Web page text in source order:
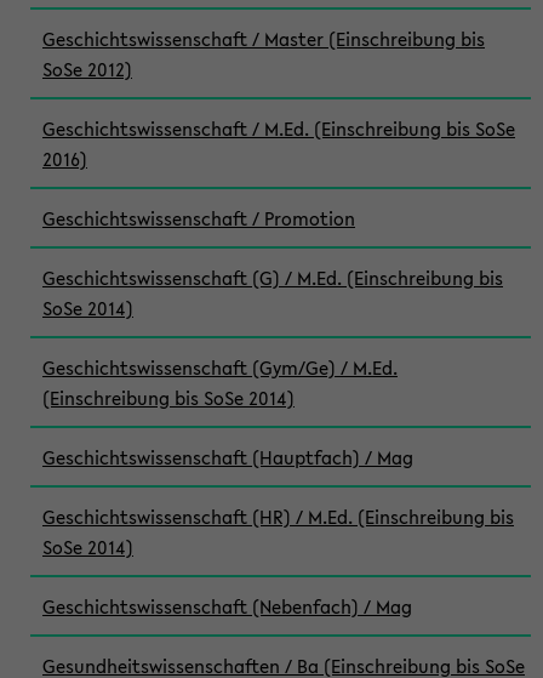
Geschichtswissenschaft / Master (Einschreibung bis
SoSe 2012)
Geschichtswissenschaft / M.Ed. (Einschreibung bis SoSe
2016)
Geschichtswissenschaft / Promotion
Geschichtswissenschaft (G) / M.Ed. (Einschreibung bis
SoSe 2014)
Geschichtswissenschaft (Gym/Ge) / M.Ed.
(Einschreibung bis SoSe 2014)
Geschichtswissenschaft (Hauptfach) / Mag
Geschichtswissenschaft (HR) / M.Ed. (Einschreibung bis
SoSe 2014)
Geschichtswissenschaft (Nebenfach) / Mag
Gesundheitswissenschaften / Ba (Einschreibung bis SoSe